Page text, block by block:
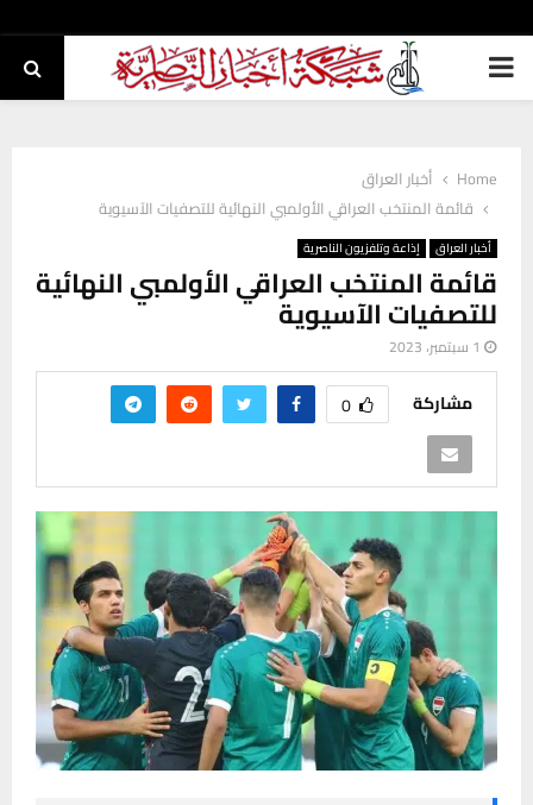
PRIMARY
Home
أخبار العراق
قائمة المنتخب العراقي الأولمبي النهائية للتصفيات الآسيوية
أخبار العراق إذاعة وتلفزيون الناصرية
قائمة المنتخب العراقي الأولمبي النهائية
للتصفيات الآسيوية
1 سبتمبر، 2023
مشاركة 0